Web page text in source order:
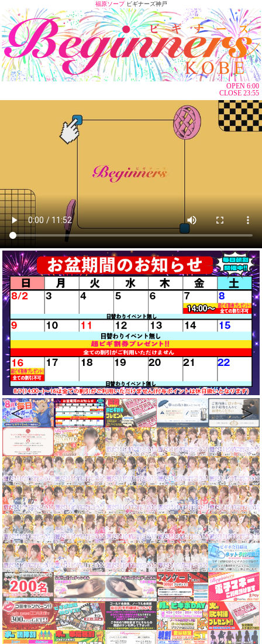
福原ソープ ビギナーズ神戸
OPEN 6:00
CLOSE 23:55
Previous Next